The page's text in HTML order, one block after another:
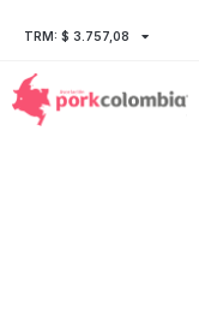
TRM: $ 3.757,08